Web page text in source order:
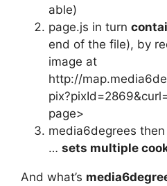
able)
page.js in turn
end of the file), by
image at
http://
page>
media6degrees
… sets multiple
And what’s